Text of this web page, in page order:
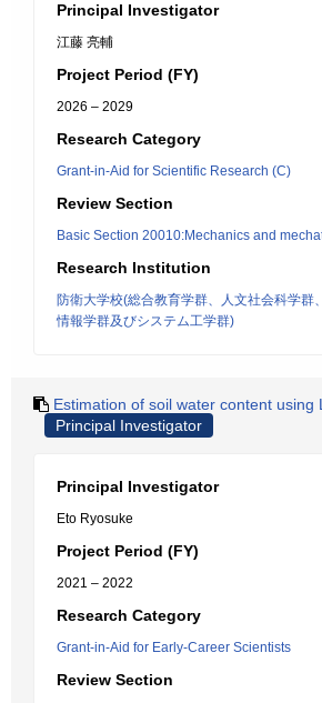
Principal Investigator
江藤 亮輔
Project Period (FY)
2026 – 2029
Research Category
Grant-in-Aid for Scientific Research (C)
Review Section
Basic Section 20010:Mechanics and
Research Institution
防衛大学校(総合教育学群、人文社会科学群
情報学群及びシステム工学群)
Estimation of soil water content using
Principal Investigator
Principal Investigator
Eto Ryosuke
Project Period (FY)
2021 – 2022
Research Category
Grant-in-Aid for Early-Career Scientists
Review Section